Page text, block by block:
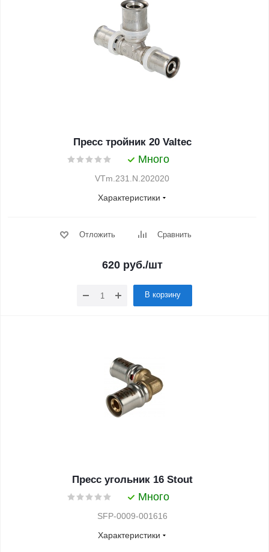
Пресс тройник 20 Valtec
Много
VTm.231.N.202020
Характеристики
Отложить Сравнить
620 руб./шт
В корзину
Пресс угольник 16 Stout
Много
SFP-0009-001616
Характеристики